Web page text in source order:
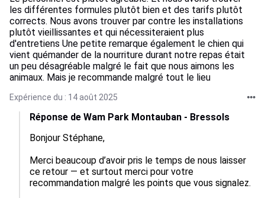
les différentes formules plutôt bien et des tarifs plutôt
corrects. Nous avons trouver par contre les installations
plutôt vieillissantes et qui nécessiteraient plus
d'entretiens Une petite remarque également le chien qui
vient quémander de la nourriture durant notre repas était
un peu désagréable malgré le fait que nous aimons les
animaux. Mais je recommande malgré tout le lieu
Expérience du : 14 août 2025
Réponse de Wam Park Montauban - Bressols
Bonjour Stéphane,
Merci beaucoup d’avoir pris le temps de nous laisser
ce retour — et surtout merci pour votre
recommandation malgré les points que vous signalez.